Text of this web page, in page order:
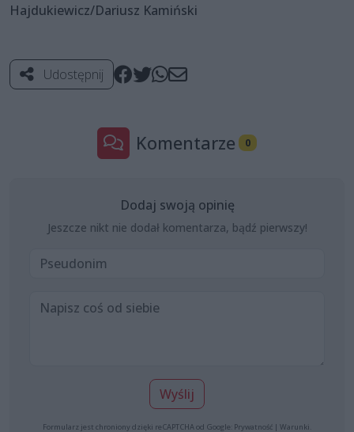
Hajdukiewicz/Dariusz Kamiński
Udostępnij
Komentarze 0
Dodaj swoją opinię
Jeszcze nikt nie dodał komentarza, bądź pierwszy!
Wyślij
Formularz jest chroniony dzięki reCAPTCHA od Google: Prywatność | Warunki